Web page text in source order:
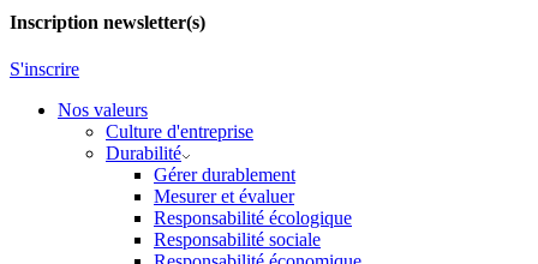
Inscription newsletter(s)
S'inscrire
Nos valeurs
Culture d'entreprise
Durabilité
Gérer durablement
Mesurer et évaluer
Responsabilité écologique
Responsabilité sociale